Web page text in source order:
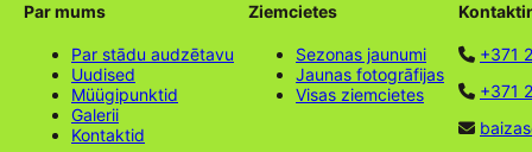
Par mums
Par stādu audzētavu
Uudised
Müügipunktid
Galerii
Kontaktid
Ziemcietes
Sezonas jaunumi
Jaunas fotogrāfijas
Visas ziemcietes
+371
+371